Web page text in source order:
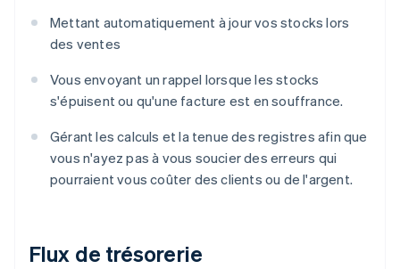
Mettant automatiquement à jour vos stocks lors
des ventes
Vous envoyant un rappel lorsque les stocks
s'épuisent ou qu'une facture est en souffrance.
Gérant les calculs et la tenue des registres afin que
vous n'ayez pas à vous soucier des erreurs qui
pourraient vous coûter des clients ou de l'argent.
Flux de trésorerie